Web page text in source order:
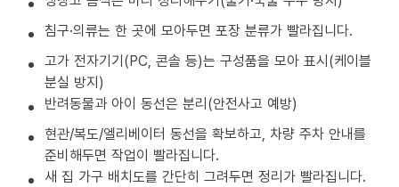
침구·의류는 한 곳에 모아두면 포장 분류가 빨라집니다.
고가 전자기기(PC, 콘솔 등)는 구성품을 모아 표시(케이블
분실 방지)
반려동물과 아이 동선은 분리(안전사고 예방)
현관/복도/엘리베이터 동선을 확보하고, 차량 주차 안내를
준비해두면 작업이 빨라집니다.
새 집 가구 배치도를 간단히 그려두면 정리가 빨라집니다.